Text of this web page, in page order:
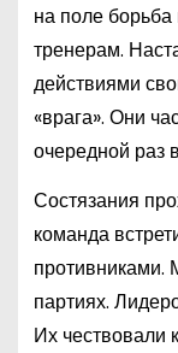
на поле
тренерам.
действиями
«врага». Они
очередной раз
Состязания
команда
противниками.
партиях.
Их чествовали